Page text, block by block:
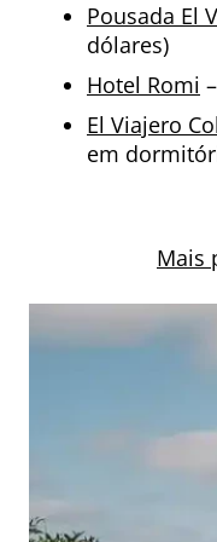
Pousada El
dólares)
Hotel Romi
El Viajero
em
Mais